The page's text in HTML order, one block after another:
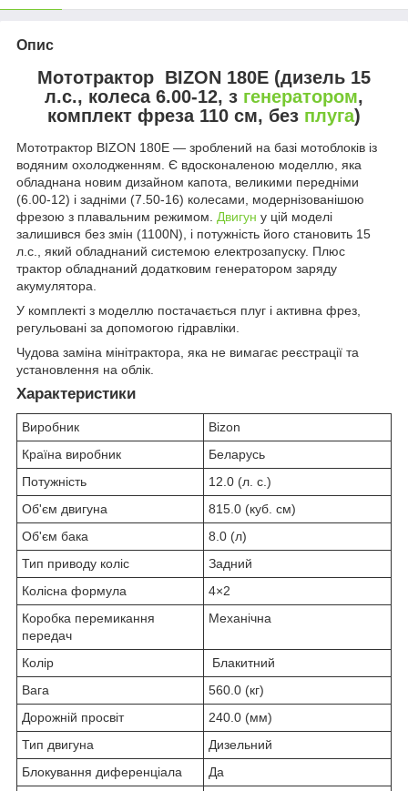
Опис
Мототрактор BIZON 180E (дизель 15
л.с., колеса 6.00-12, з генератором,
комплект фреза 110 см, без плуга)
Мототрактор BIZON 180E — зроблений на базі мотоблоків із
водяним охолодженням. Є вдосконаленою моделлю, яка
обладнана новим дизайном капота, великими передніми
(6.00-12) і задніми (7.50-16) колесами, модернізованішою
фрезою з плавальним режимом. Двигун у цій моделі
залишився без змін (1100N), і потужність його становить 15
л.с., який обладнаний системою електрозапуску. Плюс
трактор обладнаний додатковим генератором заряду
акумулятора.
У комплекті з моделлю постачається плуг і активна фрез,
регульовані за допомогою гідравліки.
Чудова заміна мінітрактора, яка не вимагає реєстрації та
установлення на облік.
Характеристики
Виробник
Bizon
Країна виробник
Беларусь
Потужність
12.0 (л. с.)
Об'єм двигуна
815.0 (куб. см)
Об'єм бака
8.0 (л)
Тип приводу коліс
Задний
Колісна формула
4×2
Коробка перемикання
передач
Механічна
Колір
Блакитний
Вага
560.0 (кг)
Дорожній просвіт
240.0 (мм)
Тип двигуна
Дизельний
Блокування диференціала
Да